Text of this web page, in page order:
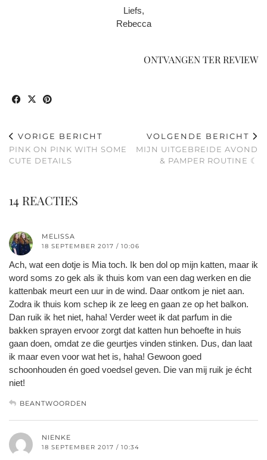
Liefs,
Rebecca
ONTVANGEN TER REVIEW
VORIGE BERICHT
PINK ON PINK WITH SOME
CUTE DETAILS
VOLGENDE BERICHT
MIJN UITGEBREIDE AVOND
& PAMPER ROUTINE ☾
14 REACTIES
MELISSA
18 SEPTEMBER 2017 / 10:06
Ach, wat een dotje is Mia toch. Ik ben dol op mijn katten, maar ik
word soms zo gek als ik thuis kom van een dag werken en die
kattenbak meurt een uur in de wind. Daar ontkom je niet aan.
Zodra ik thuis kom schep ik ze leeg en gaan ze op het balkon.
Dan ruik ik het niet, haha! Verder weet ik dat parfum in die
bakken sprayen ervoor zorgt dat katten hun behoefte in huis
gaan doen, omdat ze die geurtjes vinden stinken. Dus, dan laat
ik maar even voor wat het is, haha! Gewoon goed
schoonhouden én goed voedsel geven. Die van mij ruik je écht
niet!
BEANTWOORDEN
NIENKE
18 SEPTEMBER 2017 / 10:34